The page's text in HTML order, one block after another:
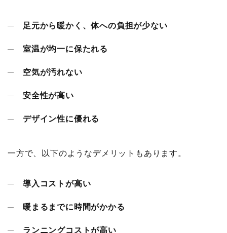
足元から暖かく、体への負担が少ない
室温が均一に保たれる
空気が汚れない
安全性が高い
デザイン性に優れる
一方で、以下のようなデメリットもあります。
導入コストが高い
暖まるまでに時間がかかる
ランニングコストが高い